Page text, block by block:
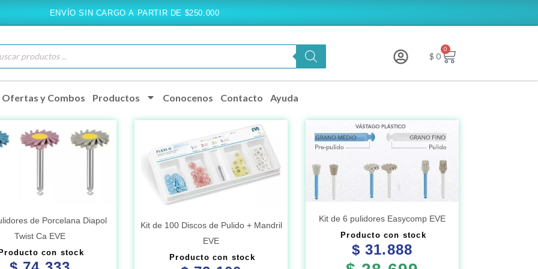
ENVÍO SIN CARGO A PARTIR DE $250.000
$ 0
0
Carrito
Ofertas y Combos Productos Conocenos Contacto Ayuda
de Porcelana Diapol
Twist Ca EVE
Producto con stock
Kit de 100 Discos de Pulido + Mandril
EVE
Producto con stock
Kit de 6 pulidores Easycomp EVE
Producto con stock
$ 31.888